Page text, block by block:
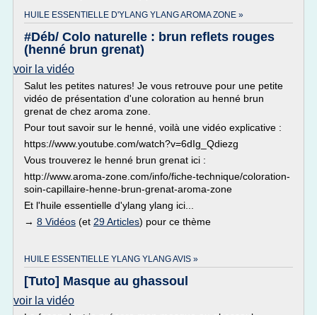
HUILE ESSENTIELLE D'YLANG YLANG AROMA ZONE »
#Déb/ Colo naturelle : brun reflets rouges
(henné brun grenat)
voir la vidéo
Salut les petites natures! Je vous retrouve pour une petite
vidéo de présentation d'une coloration au henné brun
grenat de chez aroma zone.
Pour tout savoir sur le henné, voilà une vidéo explicative :
https://www.youtube.com/watch?v=6dIg_Qdiezg
Vous trouverez le henné brun grenat ici :
http://www.aroma-zone.com/info/fiche-technique/coloration-
soin-capillaire-henne-brun-grenat-aroma-zone
Et l'huile essentielle d'ylang ylang ici...
→ 8 Vidéos (et 29 Articles) pour ce thème
HUILE ESSENTIELLE YLANG YLANG AVIS »
[Tuto] Masque au ghassoul
voir la vidéo